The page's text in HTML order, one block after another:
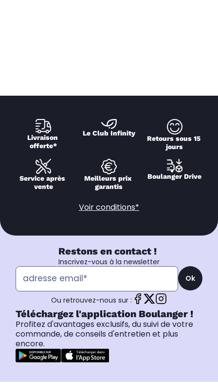
Livraison
offerte*
Le Club Infinity
Retours sous 15
jours
Service après
vente
Meilleurs prix
garantis
Boulanger Drive
Voir conditions*
Restons en contact !
Inscrivez-vous à la newsletter
Ok
Ou retrouvez-nous sur :
Téléchargez l'application Boulanger !
Profitez d'avantages exclusifs, du suivi de votre
commande, de conseils d'entretien et plus
encore.